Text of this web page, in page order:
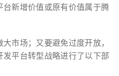
新增价值或原有价值属于腾
市场；又要避免过度开放，
平台转型战略进行了以下部